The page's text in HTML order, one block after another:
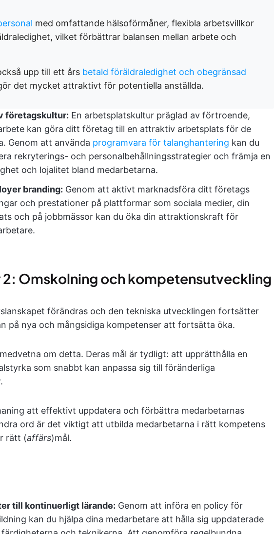
med omfattande hälsoförmåner, flexibla arbetsvillkor
vilket förbättrar balansen mellan arbete och
upp till ett års betald föräldraledighet och obegränsad
det mycket attraktivt för potentiella anställda.
företagskultur: En arbetsplatskultur präglad av förtroende,
kan göra ditt företag till en attraktiv arbetsplats för de
Genom att använda programvara för talanghantering kan du
rekryterings- och personalbehållningsstrategier och främja en
och lojalitet bland medarbetarna.
branding: Genom att aktivt marknadsföra ditt företags
och prestationer på plattformar som sociala medier, din
och på jobbmässor kan du öka din attraktionskraft för
2: Omskolning och kompetensutveckling
förändras och den tekniska utvecklingen fortsätter
på nya och mångsidiga kompetenser att fortsätta öka.
om detta. Deras mål är tydligt: att upprätthålla en
som snabbt kan anpassa sig till föränderliga
att effektivt uppdatera och förbättra medarbetarnas
ord är det viktigt att utbilda medarbetarna i rätt kompetens
rätt (affärs)mål.
till kontinuerligt lärande: Genom att införa en policy för
kan du hjälpa dina medarbetare att hålla sig uppdaterade